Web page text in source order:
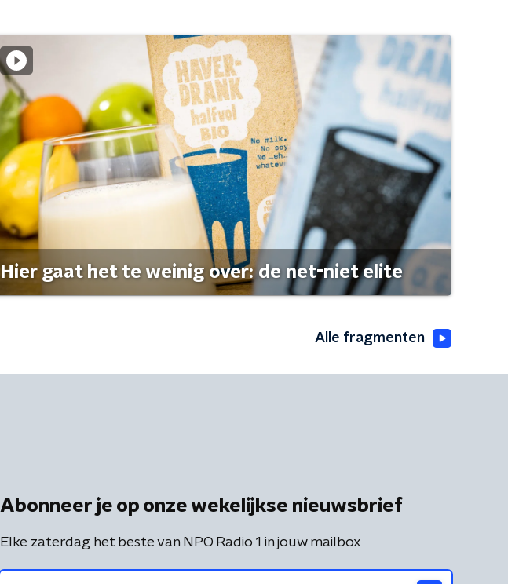
Hier gaat het te weinig over: de net-niet elite
Alle fragmenten
Abonneer je op onze wekelijkse nieuwsbrief
Elke zaterdag het beste van NPO Radio 1 in jouw mailbox